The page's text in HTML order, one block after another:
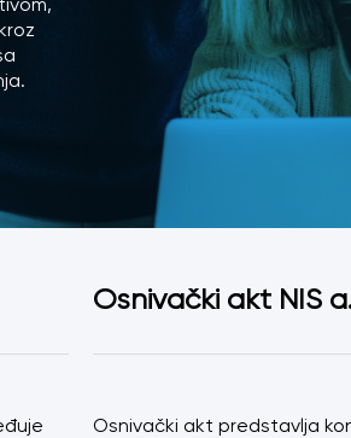
Odbor direktora
Eksterni revizor
Osnivački akt NIS
Osnivački akt predstavlja